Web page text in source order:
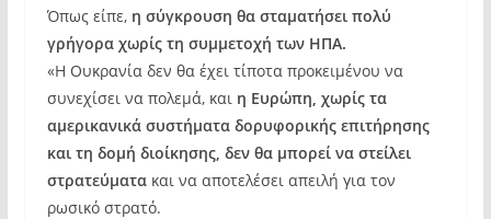
Όπως είπε, η σύγκρουση θα σταματήσει πολύ
γρήγορα χωρίς τη συμμετοχή των ΗΠΑ.
«Η Ουκρανία δεν θα έχει τίποτα προκειμένου να
συνεχίσει να πολεμά, και η Ευρώπη, χωρίς τα
αμερικανικά συστήματα δορυφορικής επιτήρησης
και τη δομή διοίκησης, δεν θα μπορεί να στείλει
στρατεύματακαι να αποτελέσει απειλή για τον
ρωσικό στρατό.